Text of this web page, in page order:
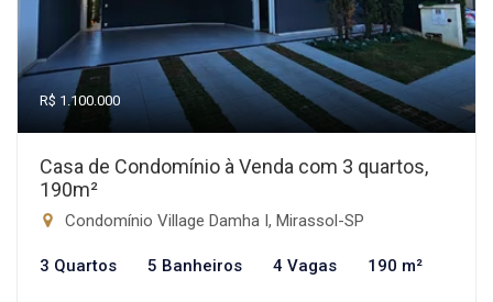
R$ 1.100.000
Casa de Condomínio à Venda com 3 quartos,
190m²
Condomínio Village Damha I, Mirassol-SP
3 Quartos 5 Banheiros 4 Vagas 190 m²